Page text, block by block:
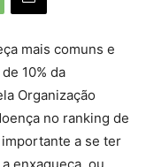
mais comuns e
10% da
Organização
no ranking de
a se ter